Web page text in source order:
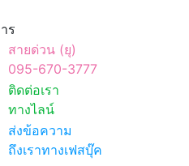
ร
สายด่วน (ยุ)
095-670-3777
ติดต่อเรา
ทางไลน์
ส่งข้อความ
ถึงเราทางเฟสบุ๊ค